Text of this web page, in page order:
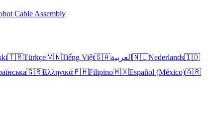
Cable Assembly
🇹🇷Türkçe🇻🇳Tiếng Việt🇸🇦العربية 🇳🇱Nederlands🇮🇩
🇬🇷Ελληνικά🇵🇭Filipino🇲🇽Español (México)🇦🇷